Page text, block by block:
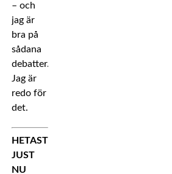
– och
jag är
bra på
sådana
debatter.
Jag är
redo för
det.
HETAST
JUST
NU